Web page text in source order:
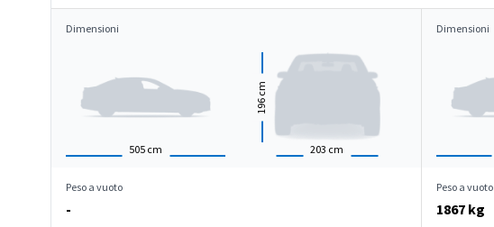
Dimensioni
505 cm 203 cm
196
cm
Dimensioni
Peso a vuoto
-
Peso a vuoto
1867 kg